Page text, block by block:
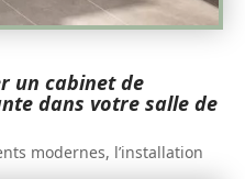
un cabinet de
dans votre salle de
modernes, l’installation